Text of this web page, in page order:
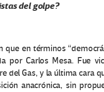
del golpe?
que en términos
por Carlos Mesa. Fue
del Gas, y la última cara
anacrónica, sin